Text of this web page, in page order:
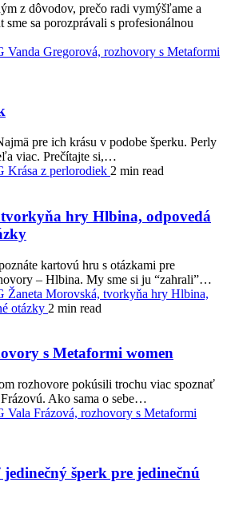
z dôvodov, prečo radi vymýšľame a
sme sa porozprávali s profesionálnou
Vanda Gregorová, rozhovory s Metaformi
pre ich krásu v podobe šperku. Perly
viac. Prečítajte si,…
Krása z perlorodiek 2 min read
hry Hlbina, odpovedá
kartovú hru s otázkami pre
– Hlbina. My sme si ju “zahrali”…
Žaneta Morovská, tvorkyňa hry Hlbina,
otázky 2 min read
s Metaformi women
rozhovore pokúsili trochu viac spoznať
Ako sama o sebe…
Vala Frázová, rozhovory s Metaformi
šperk pre jedinečnú